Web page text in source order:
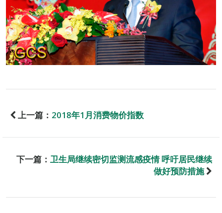
上一篇： 2018年1月消费物价指数
下一篇： 卫生局继续密切监测流感疫情 呼吁居民继续
做好预防措施